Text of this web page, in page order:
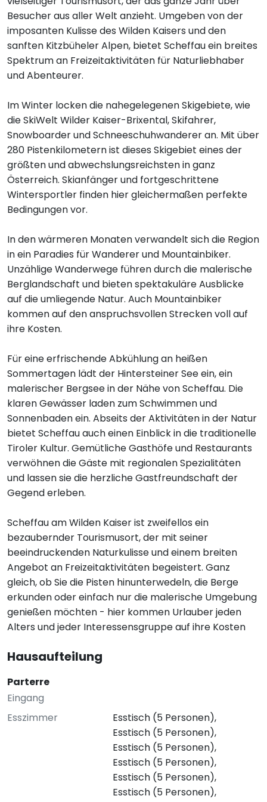
Besucher aus aller Welt anzieht. Umgeben von der
imposanten Kulisse des Wilden Kaisers und den
sanften Kitzbüheler Alpen, bietet Scheffau ein breites
Spektrum an Freizeitaktivitäten für Naturliebhaber
und Abenteurer.
Im Winter locken die nahegelegenen Skigebiete, wie
die SkiWelt Wilder Kaiser-Brixental, Skifahrer,
Snowboarder und Schneeschuhwanderer an. Mit über
280 Pistenkilometern ist dieses Skigebiet eines der
größten und abwechslungsreichsten in ganz
Österreich. Skianfänger und fortgeschrittene
Wintersportler finden hier gleichermaßen perfekte
Bedingungen vor.
In den wärmeren Monaten verwandelt sich die Region
in ein Paradies für Wanderer und Mountainbiker.
Unzählige Wanderwege führen durch die malerische
Berglandschaft und bieten spektakuläre Ausblicke
auf die umliegende Natur. Auch Mountainbiker
kommen auf den anspruchsvollen Strecken voll auf
ihre Kosten.
Für eine erfrischende Abkühlung an heißen
Sommertagen lädt der Hintersteiner See ein, ein
malerischer Bergsee in der Nähe von Scheffau. Die
klaren Gewässer laden zum Schwimmen und
Sonnenbaden ein. Abseits der Aktivitäten in der Natur
bietet Scheffau auch einen Einblick in die traditionelle
Tiroler Kultur. Gemütliche Gasthöfe und Restaurants
verwöhnen die Gäste mit regionalen Spezialitäten
und lassen sie die herzliche Gastfreundschaft der
Gegend erleben.
Scheffau am Wilden Kaiser ist zweifellos ein
bezaubernder Tourismusort, der mit seiner
beeindruckenden Naturkulisse und einem breiten
Angebot an Freizeitaktivitäten begeistert. Ganz
gleich, ob Sie die Pisten hinunterwedeln, die Berge
erkunden oder einfach nur die malerische Umgebung
genießen möchten - hier kommen Urlauber jeden
Alters und jeder Interessensgruppe auf ihre Kosten
Hausaufteilung
Parterre
Eingang
Esszimmer
Esstisch (5 Personen),
Esstisch (5 Personen),
Esstisch (5 Personen),
Esstisch (5 Personen),
Esstisch (5 Personen),
Esstisch (5 Personen),